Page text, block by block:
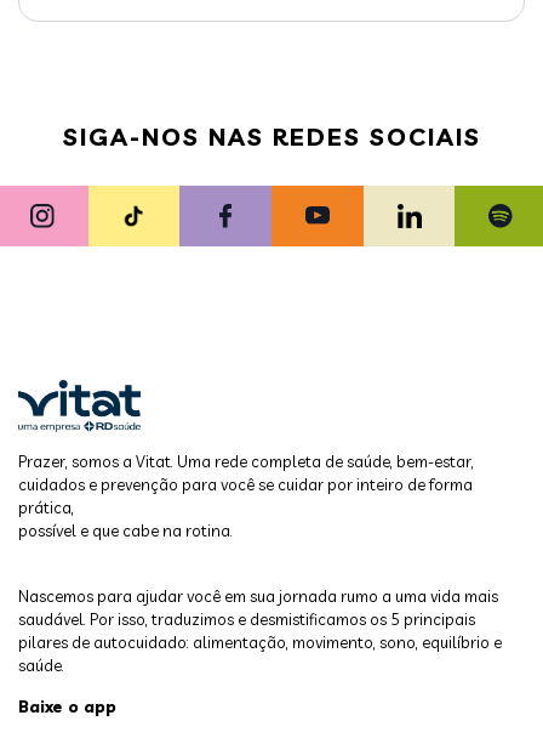
SIGA-NOS NAS REDES SOCIAIS
Prazer, somos a Vitat. Uma rede completa de saúde, bem-estar,
cuidados e prevenção para você se cuidar por inteiro de forma
prática,
possível e que cabe na rotina.
Nascemos para ajudar você em sua jornada rumo a uma vida mais
saudável. Por isso, traduzimos e desmistificamos os 5 principais
pilares de autocuidado: alimentação, movimento, sono, equilíbrio e
saúde.
Baixe o app